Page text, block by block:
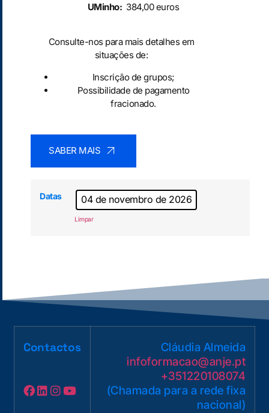
UMinho: 384,00 euros
Consulte-nos para mais detalhes em
situações de:
Inscrição de grupos;
Possibilidade de pagamento
fracionado.
SABER MAIS
Datas 04 de novembro de 2026
Limpar
Contactos
Cláudia Almeida
infoformacao@anje.pt
+351220108074
(Chamada para a rede fixa
nacional)